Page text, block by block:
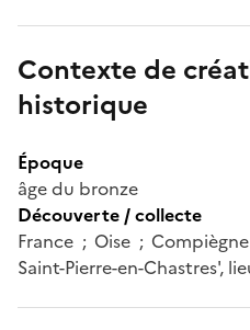
Contexte de
historique
Époque
âge du bronze
Découverte / collecte
France ; Oise ;
Saint-Pierre-en-Chastres',